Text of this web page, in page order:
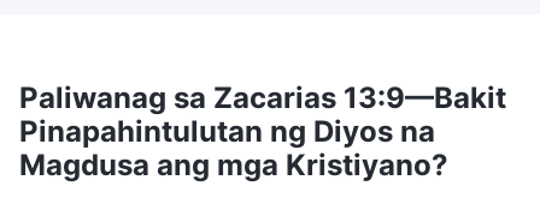
Paliwanag sa Zacarias 13:9—Bakit
Pinapahintulutan ng Diyos na
Magdusa ang mga Kristiyano?